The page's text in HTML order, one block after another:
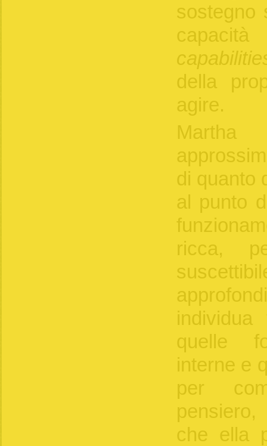
sostegno
della
agire.
di quanto
al punto
ricca,
quelle
interne e
per
che ella